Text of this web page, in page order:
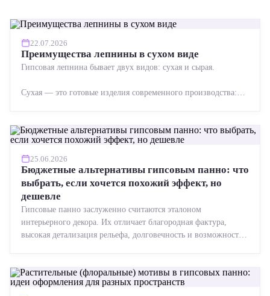
22.07.2026
Преимущества лепнины в сухом виде
Гипсовая лепнина бывает двух видов: сухая и сырая.
Сухая — это готовые изделия современного производства:
25.06.2026
Бюджетные альтернативы гипсовым панно: что
выбрать, если хочется похожий эффект, но
дешевле
Гипсовые панно заслуженно считаются эталоном
интерьерного декора. Их отличает благородная фактура,
высокая детализация рельефа, долговечность и возможность